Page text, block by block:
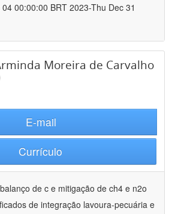
00:00:00 BRT 2023-Thu Dec 31
Moreira de Carvalho
E-mail
Currículo
balanço de c e mitigação de ch4 e n2o
de integração lavoura-pecuária e